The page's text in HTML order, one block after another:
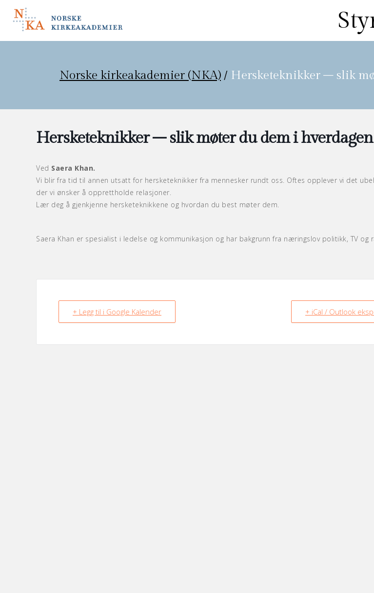
Norske kirkeakademier (NKA) / Hersketeknikker – slik
Hersketeknikker – slik møter du dem i hverdagen
Ved Saera Khan.
Vi blir fra tid til annen utsatt for hersketeknikker fra mennesker rundt oss. Oftes opplever vi det
der vi ønsker å opprettholde relasjoner.
Lær deg å gjenkjenne hersketeknikkene og hvordan du best møter dem.
Saera Khan er spesialist i ledelse og kommunikasjon og har bakgrunn fra næringslov politikk, TV og
+ Legg til i Google Kalender + iCal / Outlook